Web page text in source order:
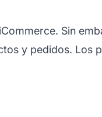
Sin
y pedidos. Los